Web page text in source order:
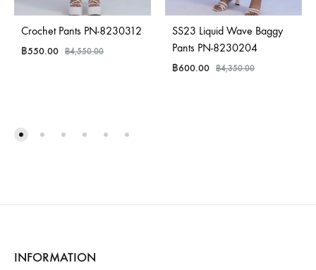
Crochet Pants PN-8230312
฿550.00 ฿4,550.00
SS23 Liquid Wave Baggy
Pants PN-8230204
฿600.00 ฿4,350.00
INFORMATION